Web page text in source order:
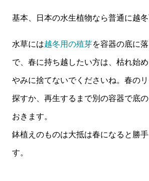
基本、日本の水生植物なら普通に越冬
水草には越冬用の殖芽を容器の底に
で、春に持ち越したい方は、枯れ始
やみに捨てないでくださいね。春の
探すか、再生するまで別の容器で底
おきます。
鉢植えのものは大抵は春になると勝
す。